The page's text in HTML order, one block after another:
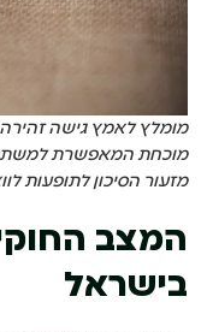
מומלץ לאמץ גישה
מוכחת המאפשרת
מזעור הסיכון לתופעות
המצב
בישראל